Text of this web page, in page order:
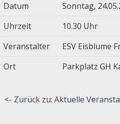
Datum
Sonntag,
Uhrzeit
10.30 Uhr
Veranstalter
ESV Eisblume
Ort
Parkplatz GH
<- Zurück zu: Aktuelle